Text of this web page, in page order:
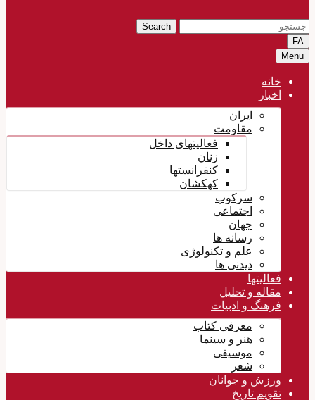
Search
FA
Menu
خانه
اخبار
ایران
مقاومت
فعالیتهای داخل
زنان
کنفرانستها
کهکشان
سرکوب
اجتماعی
جهان
رسانه ها
علم و تکنولوژی
دیدنی ها
فعالیتها
مقاله و تحلیل
فرهنگ و ادبیات
معرفی کتاب
هنر و سینما
موسیقی
شعر
ورزش و جوانان
تقویم تاريخ